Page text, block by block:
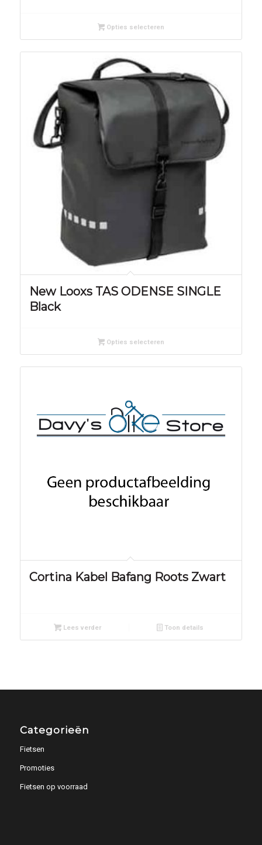
Opties selecteren
New Looxs TAS ODENSE SINGLE
Black
Opties selecteren
Cortina Kabel Bafang Roots Zwart
Lees verder Toon details
Categorieën
Fietsen
Promoties
Fietsen op voorraad